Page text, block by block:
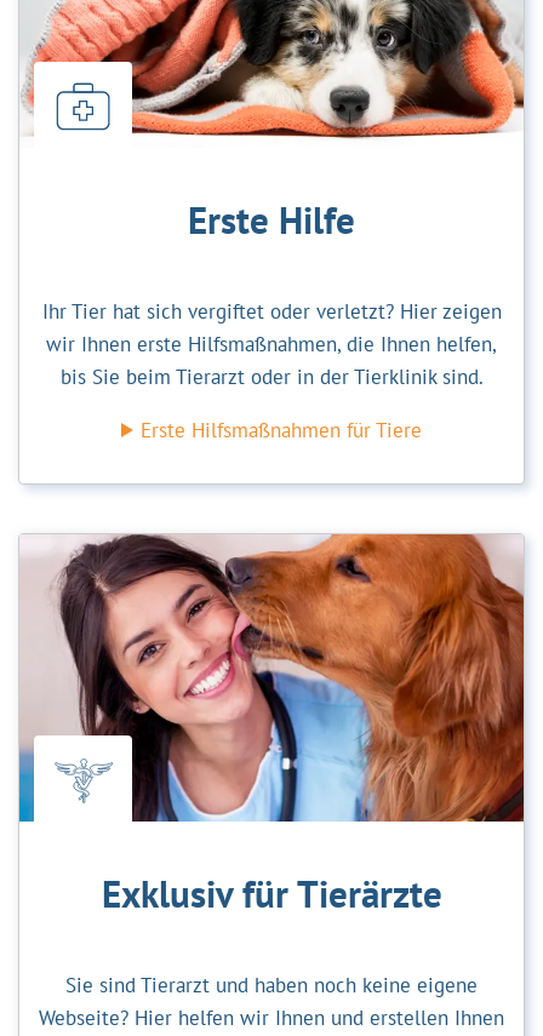
Erste Hilfe
Ihr Tier hat sich vergiftet oder verletzt? Hier zeigen
wir Ihnen erste Hilfsmaßnahmen, die Ihnen helfen,
bis Sie beim Tierarzt oder in der Tierklinik sind.
Erste Hilfsmaßnahmen für Tiere
Exklusiv für Tierärzte
Sie sind Tierarzt und haben noch keine eigene
Webseite? Hier helfen wir Ihnen und erstellen Ihnen